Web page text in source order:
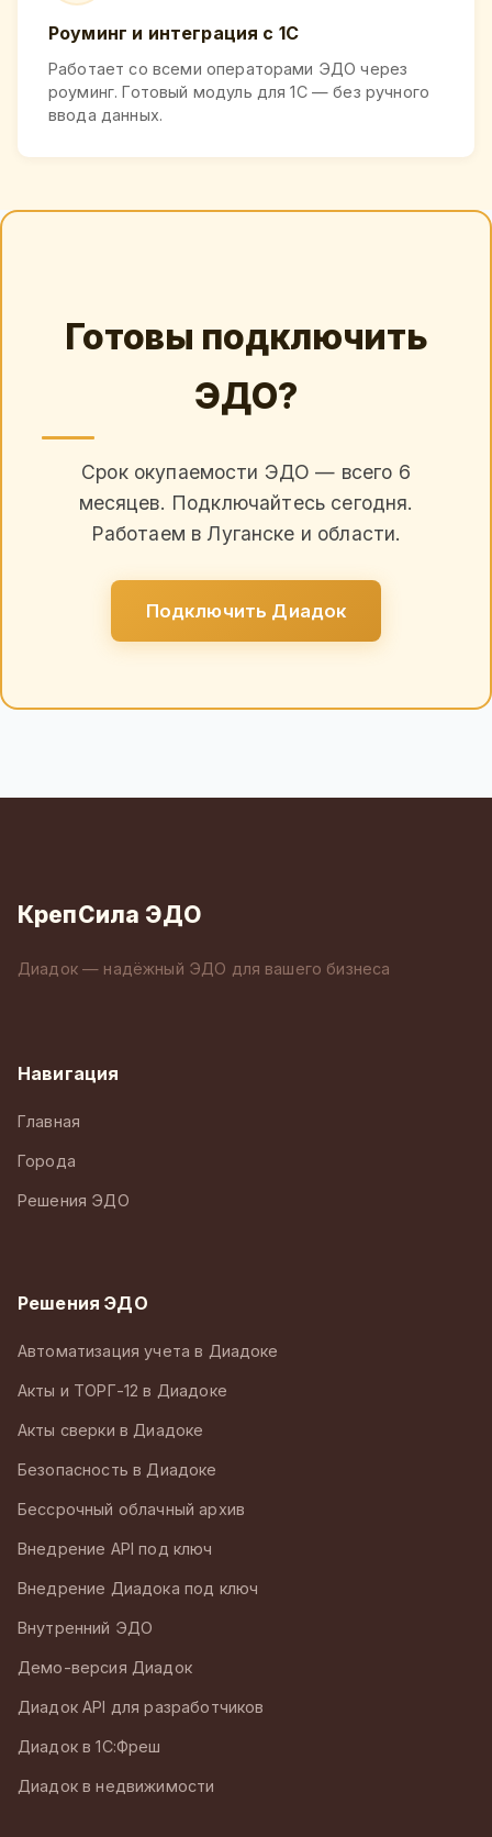
Роуминг и интеграция с 1С
Работает со всеми операторами ЭДО через
роуминг. Готовый модуль для 1С — без ручного
ввода данных.
Готовы подключить
ЭДО?
Срок окупаемости ЭДО — всего 6
месяцев. Подключайтесь сегодня.
Работаем в Луганске и области.
Подключить Диадок
КрепСила ЭДО
Диадок — надёжный ЭДО для вашего бизнеса
Навигация
Главная
Города
Решения ЭДО
Решения ЭДО
Автоматизация учета в Диадоке
Акты и ТОРГ-12 в Диадоке
Акты сверки в Диадоке
Безопасность в Диадоке
Бессрочный облачный архив
Внедрение API под ключ
Внедрение Диадока под ключ
Внутренний ЭДО
Демо-версия Диадок
Диадок API для разработчиков
Диадок в 1С:Фреш
Диадок в недвижимости